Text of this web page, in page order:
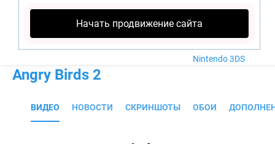
Начать продвижение сайта
Mobile
Nintendo Wii U
Nintendo 3DS
Angry Birds 2
ВИДЕО НОВОСТИ СКРИНШОТЫ ОБОИ